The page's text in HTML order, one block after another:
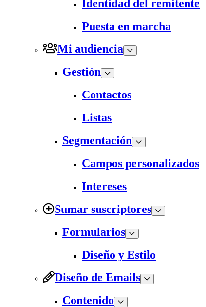
Identidad del remitente
Puesta en marcha
Mi audiencia
Gestión
Contactos
Listas
Segmentación
Campos personalizados
Intereses
Sumar suscriptores
Formularios
Diseño y Estilo
Diseño de Emails
Contenido